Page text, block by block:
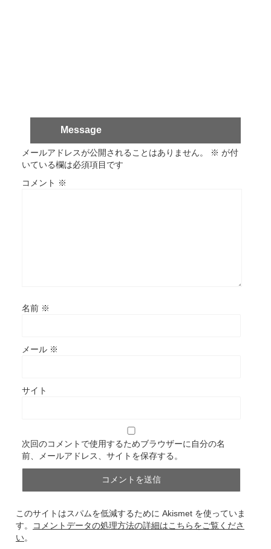
Message
メールアドレスが公開されることはありません。 ※ が付
いている欄は必須項目です
コメント ※
名前 ※
メール ※
サイト
次回のコメントで使用するためブラウザーに自分の名
前、メールアドレス、サイトを保存する。
このサイトはスパムを低減するために Akismet を使っていま
す。
コメントデータの処理方法の詳細はこちらをご覧くださ
い。